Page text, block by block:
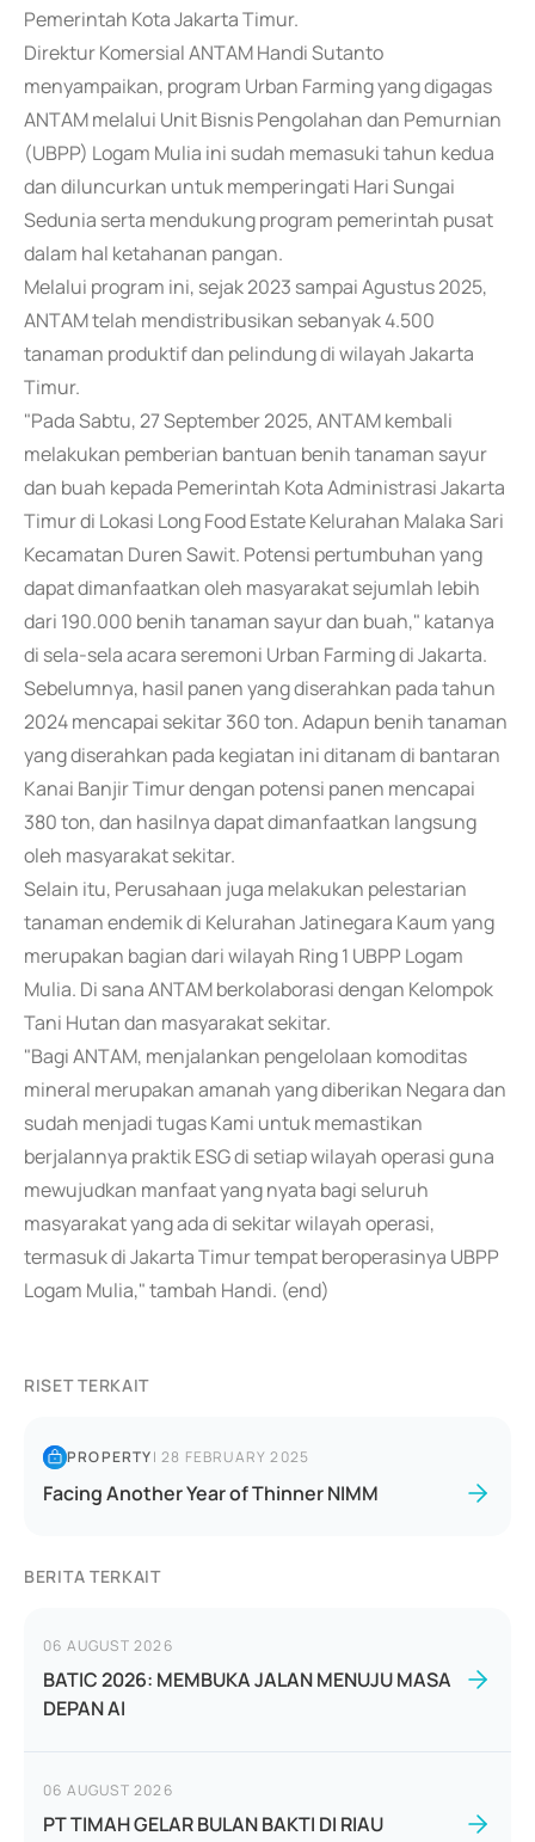
Pemerintah Kota Jakarta Timur.
Direktur Komersial ANTAM Handi Sutanto
menyampaikan, program Urban Farming yang digagas
ANTAM melalui Unit Bisnis Pengolahan dan Pemurnian
(UBPP) Logam Mulia ini sudah memasuki tahun kedua
dan diluncurkan untuk memperingati Hari Sungai
Sedunia serta mendukung program pemerintah pusat
dalam hal ketahanan pangan.
Melalui program ini, sejak 2023 sampai Agustus 2025,
ANTAM telah mendistribusikan sebanyak 4.500
tanaman produktif dan pelindung di wilayah Jakarta
Timur.
"Pada Sabtu, 27 September 2025, ANTAM kembali
melakukan pemberian bantuan benih tanaman sayur
dan buah kepada Pemerintah Kota Administrasi Jakarta
Timur di Lokasi Long Food Estate Kelurahan Malaka Sari
Kecamatan Duren Sawit. Potensi pertumbuhan yang
dapat dimanfaatkan oleh masyarakat sejumlah lebih
dari 190.000 benih tanaman sayur dan buah," katanya
di sela-sela acara seremoni Urban Farming di Jakarta.
Sebelumnya, hasil panen yang diserahkan pada tahun
2024 mencapai sekitar 360 ton. Adapun benih tanaman
yang diserahkan pada kegiatan ini ditanam di bantaran
Kanai Banjir Timur dengan potensi panen mencapai
380 ton, dan hasilnya dapat dimanfaatkan langsung
oleh masyarakat sekitar.
Selain itu, Perusahaan juga melakukan pelestarian
tanaman endemik di Kelurahan Jatinegara Kaum yang
merupakan bagian dari wilayah Ring 1 UBPP Logam
Mulia. Di sana ANTAM berkolaborasi dengan Kelompok
Tani Hutan dan masyarakat sekitar.
"Bagi ANTAM, menjalankan pengelolaan komoditas
mineral merupakan amanah yang diberikan Negara dan
sudah menjadi tugas Kami untuk memastikan
berjalannya praktik ESG di setiap wilayah operasi guna
mewujudkan manfaat yang nyata bagi seluruh
masyarakat yang ada di sekitar wilayah operasi,
termasuk di Jakarta Timur tempat beroperasinya UBPP
Logam Mulia," tambah Handi. (end)
RISET TERKAIT
PROPERTY|28 FEBRUARY 2025
Facing Another Year of Thinner NIMM
BERITA TERKAIT
06 AUGUST 2026
BATIC 2026: MEMBUKA JALAN MENUJU MASA
DEPAN AI
06 AUGUST 2026
PT TIMAH GELAR BULAN BAKTI DI RIAU